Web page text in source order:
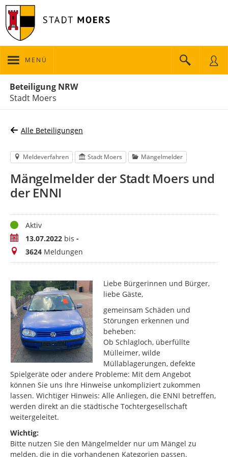
MENÜ
Beteiligung NRW
Stadt Moers
Alle Beteiligungen
Meldeverfahren Stadt Moers Mängelmelder
Mängelmelder der Stadt Moers und
der ENNI
StatusAktiv
Zeitraum13.07.2022 bis -
Meldungen
3624 Meldungen
Liebe Bürgerinnen und Bürger,
liebe Gäste,
gemeinsam Schäden und
Störungen erkennen und
beheben:
Ob Schlagloch, überfüllte
Mülleimer, wilde
Müllablagerungen, defekte
Spielgeräte oder andere Probleme: Mit dem Angebot
können Sie uns Ihre Hinweise unkompliziert zukommen
lassen. Wichtiger Hinweis: Alle Anliegen, die ENNI betreffen,
werden direkt an die städtische Tochtergesellschaft
weitergeleitet.
Wichtig:
Bitte nutzen Sie den Mängelmelder nur um Mängel zu
melden, die in die vorhandenen Kategorien passen.